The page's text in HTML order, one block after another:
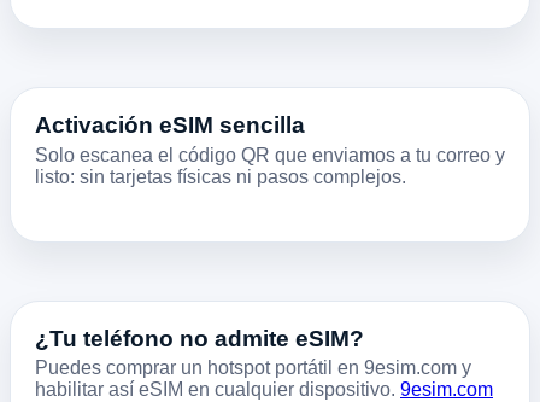
Activación eSIM sencilla
Solo escanea el código QR que enviamos a tu correo y
listo: sin tarjetas físicas ni pasos complejos.
¿Tu teléfono no admite eSIM?
Puedes comprar un hotspot portátil en 9esim.com y
habilitar así eSIM en cualquier dispositivo. 9esim.com